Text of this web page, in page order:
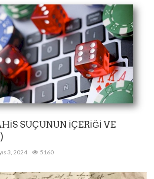
SUÇUNUN İÇERİĞİ VE
3, 2024 5160